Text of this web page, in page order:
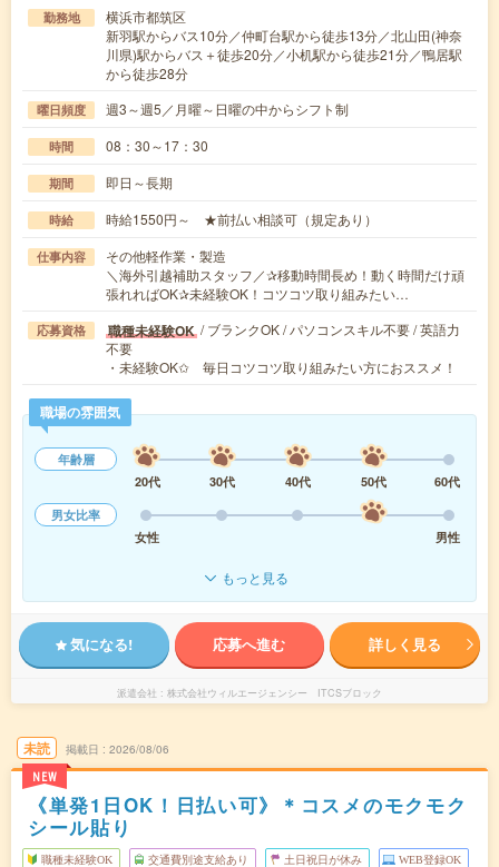
勤務地
横浜市都筑区
新羽駅からバス10分／仲町台駅から徒歩13分／北山田(神奈
川県)駅からバス＋徒歩20分／小机駅から徒歩21分／鴨居駅
から徒歩28分
曜日頻度 週3～週5／月曜～日曜の中からシフト制
時間 08：30～17：30
期間 即日～長期
時給 時給1550円～ ★前払い相談可（規定あり）
仕事内容
その他軽作業・製造
＼海外引越補助スタッフ／✰移動時間長め！動く時間だけ頑
張れればOK✰未経験OK！コツコツ取り組みたい…
応募資格 職種未経験OK / ブランクOK / パソコンスキル不要 / 英語力
不要
・未経験OK✩ 毎日コツコツ取り組みたい方におススメ！
職場の雰囲気
年齢層
20代
30代 40代 50代
60代
男女比率
女性
男性
もっと見る
気になる! 応募へ進む 詳しく見る
派遣会社 株式会社ウィルエージェンシー ITCSブロック
未読
NEW
掲載日 2026/08/06
《単発1日OK！日払い可》＊コスメのモクモク
シール貼り
職種未経験OK 交通費別途支給あり 土日祝日が休み WEB登録OK